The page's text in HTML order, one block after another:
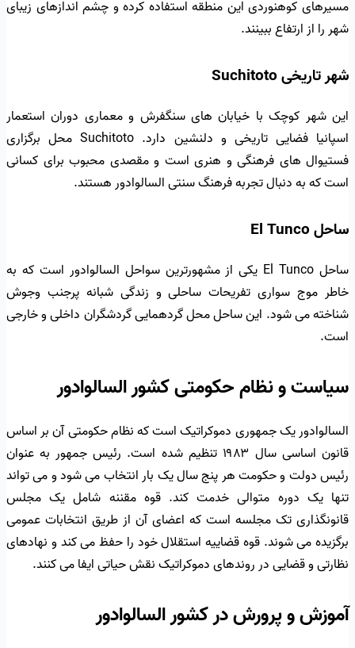
مسیرهای کوهنوردی این منطقه استفاده کرده و چشم اندازهای زیبای
شهر را از ارتفاع ببینند.
شهر تاریخی Suchitoto
این شهر کوچک با خیابان های سنگفرش و معماری دوران استعمار
اسپانیا فضایی تاریخی و دلنشین دارد. Suchitoto محل برگزاری
فستیوال های فرهنگی و هنری است و مقصدی محبوب برای کسانی
است که به دنبال تجربه فرهنگ سنتی السالوادور هستند.
ساحل El Tunco
ساحل El Tunco یکی از مشهورترین سواحل السالوادور است که به
خاطر موج سواری تفریحات ساحلی و زندگی شبانه پرجنب وجوش
شناخته می شود. این ساحل محل گردهمایی گردشگران داخلی و خارجی
است.
سیاست و نظام حکومتی کشور السالوادور
السالوادور یک جمهوری دموکراتیک است که نظام حکومتی آن بر اساس
قانون اساسی سال ۱۹۸۳ تنظیم شده است. رئیس جمهور به عنوان
رئیس دولت و حکومت هر پنج سال یک بار انتخاب می شود و می تواند
تنها یک دوره متوالی خدمت کند. قوه مقننه شامل یک مجلس
قانونگذاری تک مجلسه است که اعضای آن از طریق انتخابات عمومی
برگزیده می شوند. قوه قضاییه استقلال خود را حفظ می کند و نهادهای
نظارتی و قضایی در روندهای دموکراتیک نقش حیاتی ایفا می کنند.
آموزش و پرورش در کشور السالوادور